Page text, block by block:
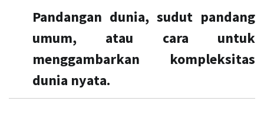
Pandangan dunia, sudut pandang
umum, atau cara untuk
menggambarkan kompleksitas
dunia nyata.